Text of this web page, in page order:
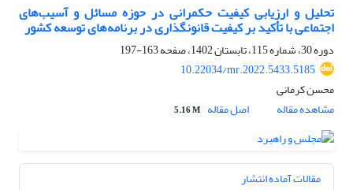
تحلیل و ارزیابی کیفیت حکمرانی در حوزه مسائل و آسیب‌های
اجتماعی با تأکید بر کیفیت قانونگذاری در برنامه‌های توسعه کشور
دوره 30، شماره 115، تابستان 1402، صفحه
163-197
10.22034/mr.2022.5433.5185
محسن کرمانی
مشاهده مقاله
اصل مقاله 5.16 M
مقالات آماده انتشار